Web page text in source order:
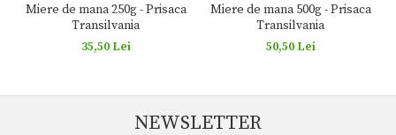
Miere de mana 250g - Prisaca
Transilvania
35,50 Lei
Miere de mana 500g - Prisaca
Transilvania
50,50 Lei
NEWSLETTER